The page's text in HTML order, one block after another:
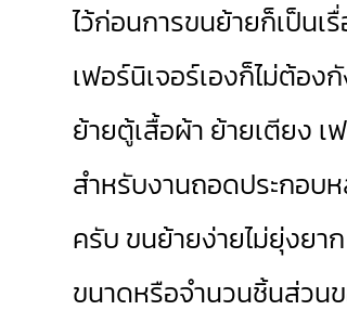
ไว้ก่อนการขนย้ายก็เป็นเ
เฟอร์นิเจอร์เองก็ไม่ต้อง
ย้ายตู้เสื้อผ้า ย้ายเตียง เ
สำหรับงานถอดประกอบ
ครับ ขนย้ายง่ายไม่ยุ่งยา
ขนาดหรือจำนวนชิ้นส่วน